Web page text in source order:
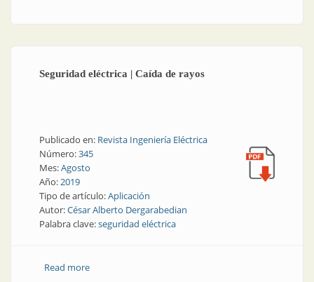
Seguridad eléctrica | Caída de rayos
Publicado en: Revista Ingeniería Eléctrica
Número:345
Mes:Agosto
Año:2019
Tipo de artículo:Aplicación
Autor:César Alberto Dergarabedian
Palabra clave:seguridad eléctrica
Read moreabout Seguridad eléctrica | Caída de rayos